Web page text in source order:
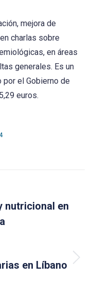
mejora de
charlas sobre
en áreas
generales. Es un
por el Gobierno de
euros.
nutricional en
en Líbano